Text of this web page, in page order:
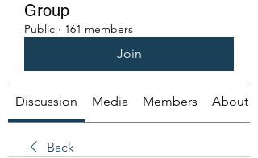
Group
Public · 161 members
Join
Discussion Media Members About
Back